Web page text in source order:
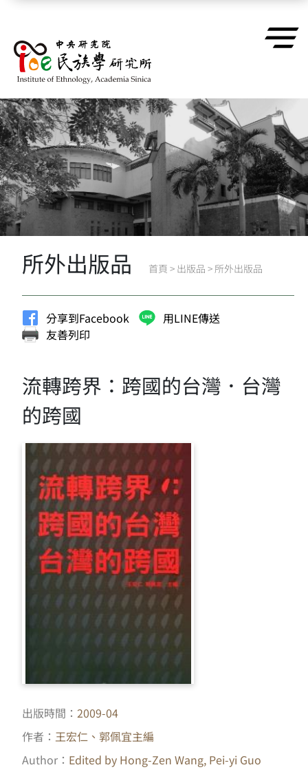
所外出版品 首頁 > 出版品 > 所外出版品
分享到Facebook
用LINE傳送
友善列印
流轉跨界：跨國的台灣．台灣
的跨國
出版時間： 2009-04
作者： 王宏仁、郭佩宜主編
Author： Edited by Hong-Zen Wang, Pei-yi Guo